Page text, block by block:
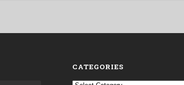
CATEGORIES